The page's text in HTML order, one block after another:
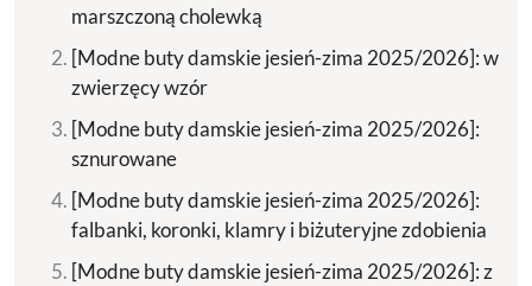
marszczoną cholewką
[Modne buty damskie jesień-zima 2025/2026]: w
zwierzęcy wzór
[Modne buty damskie jesień-zima 2025/2026]:
sznurowane
[Modne buty damskie jesień-zima 2025/2026]:
falbanki, koronki, klamry i biżuteryjne zdobienia
[Modne buty damskie jesień-zima 2025/2026]: z